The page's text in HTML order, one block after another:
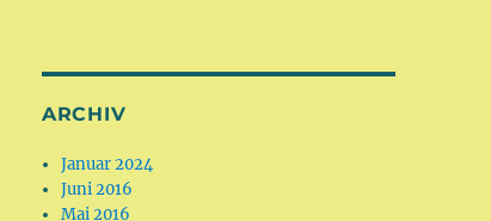
ARCHIV
Januar 2024
Juni 2016
Mai 2016